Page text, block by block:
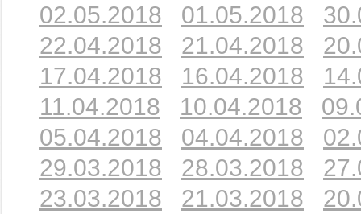
02.05.2018
01.05.2018
22.04.2018
21.04.2018
17.04.2018
16.04.2018
11.04.2018
10.04.2018
05.04.2018
04.04.2018
29.03.2018
28.03.2018
23.03.2018
21.03.2018